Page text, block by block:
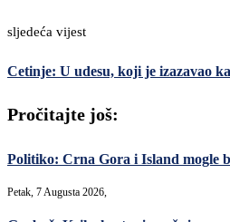
sljedeća vijest
Cetinje: U udesu, koji je izazavao
Pročitajte još:
Politiko: Crna Gora i Island mogle
Petak, 7 Augusta 2026,